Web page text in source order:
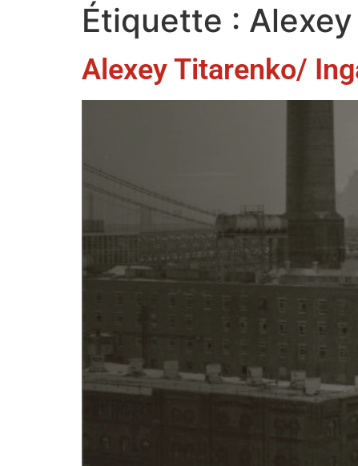
Étiquette :
Alexey Titarenko/